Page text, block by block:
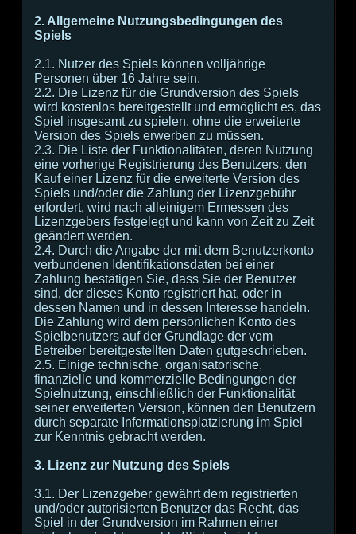
2. Allgemeine Nutzungsbedingungen des
Spiels
2.1. Nutzer des Spiels können volljährige
Personen über 16 Jahre sein.
2.2. Die Lizenz für die Grundversion des Spiels
wird kostenlos bereitgestellt und ermöglicht es, das
Spiel insgesamt zu spielen, ohne die erweiterte
Version des Spiels erwerben zu müssen.
2.3. Die Liste der Funktionalitäten, deren Nutzung
eine vorherige Registrierung des Benutzers, den
Kauf einer Lizenz für die erweiterte Version des
Spiels und/oder die Zahlung der Lizenzgebühr
erfordert, wird nach alleinigem Ermessen des
Lizenzgebers festgelegt und kann von Zeit zu Zeit
geändert werden.
2.4. Durch die Angabe der mit dem Benutzerkonto
verbundenen Identifikationsdaten bei einer
Zahlung bestätigen Sie, dass Sie der Benutzer
sind, der dieses Konto registriert hat, oder in
dessen Namen und in dessen Interesse handeln.
Die Zahlung wird dem persönlichen Konto des
Spielbenutzers auf der Grundlage der vom
Betreiber bereitgestellten Daten gutgeschrieben.
2.5. Einige technische, organisatorische,
finanzielle und kommerzielle Bedingungen der
Spielnutzung, einschließlich der Funktionalität
seiner erweiterten Version, können den Benutzern
durch separate Informationsplatzierung im Spiel
zur Kenntnis gebracht werden.
3. Lizenz zur Nutzung des Spiels
3.1. Der Lizenzgeber gewährt dem registrierten
und/oder autorisierten Benutzer das Recht, das
Spiel in der Grundversion im Rahmen einer